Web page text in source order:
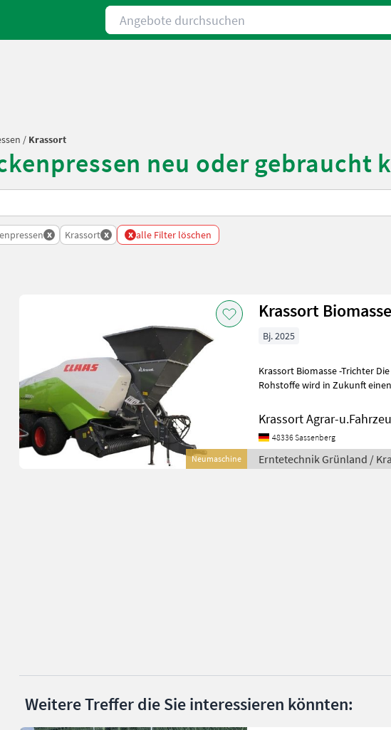
Angebote durchsuchen
/ Krassort
neu oder gebraucht
x Krassort x x alle Filter löschen
Neumaschine
Krassort
Bj. 2025
Krassort Biomasse -Trichter
Rohstoffe wird in Zukunft
Krassort Agrar-
48336 Sassenberg
Erntetechnik Grünland /
Weitere Treffer die Sie interessieren könnten: